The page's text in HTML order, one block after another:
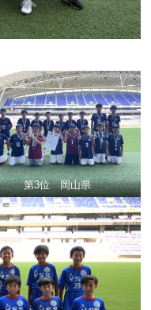
第3位 岡山県